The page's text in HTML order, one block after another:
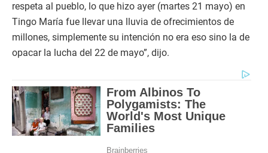
respeta al pueblo, lo que hizo ayer (martes 21 mayo) en
Tingo María fue llevar una lluvia de ofrecimientos de
millones, simplemente su intención no era eso sino la de
opacar la lucha del 22 de mayo”, dijo.